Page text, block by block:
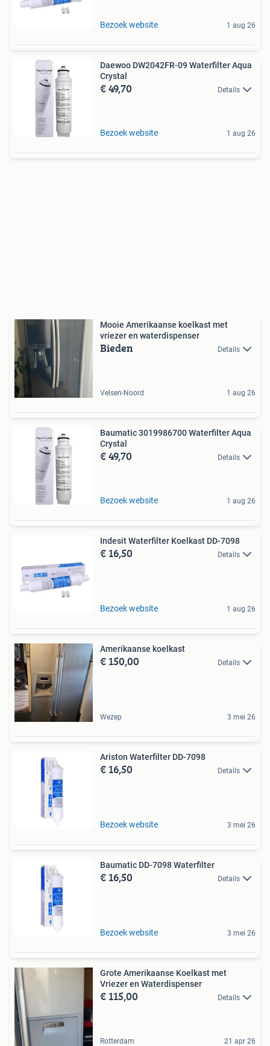
Bezoek website 1 aug 26
Daewoo DW2042FR-09 Waterfilter Aqua
Crystal
€ 49,70 Details
Bezoek website 1 aug 26
Mooie Amerikaanse koelkast met
vriezer en waterdispenser
Bieden Details
Velsen-Noord 1 aug 26
Baumatic 3019986700 Waterfilter Aqua
Crystal
€ 49,70 Details
Bezoek website 1 aug 26
Indesit Waterfilter Koelkast DD-7098
€ 16,50 Details
Bezoek website 1 aug 26
Amerikaanse koelkast
€ 150,00 Details
Wezep 3 mei 26
Ariston Waterfilter DD-7098
€ 16,50 Details
Bezoek website 3 mei 26
Baumatic DD-7098 Waterfilter
€ 16,50 Details
Bezoek website 3 mei 26
Grote Amerikaanse Koelkast met
Vriezer en Waterdispenser
€ 115,00 Details
Rotterdam 21 apr 26